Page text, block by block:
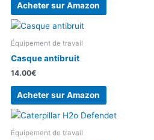
Acheter sur Amazon
Équipement de travail
Casque antibruit
14.00€
Acheter sur Amazon
Équipement de travail